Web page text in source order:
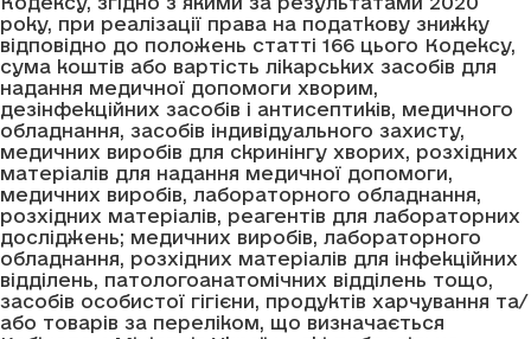
року, при реалізації права на податкову знижку
відповідно до положень статті 166 цього Кодексу,
сума коштів або вартість лікарських засобів для
надання медичної допомоги хворим,
дезінфекційних засобів і антисептиків, медичного
обладнання, засобів індивідуального захисту,
медичних виробів для скринінгу хворих, розхідних
матеріалів для надання медичної допомоги,
медичних виробів, лабораторного обладнання,
розхідних матеріалів, реагентів для лабораторних
досліджень; медичних виробів, лабораторного
обладнання, розхідних матеріалів для інфекційних
відділень, патологоанатомічних відділень тощо,
засобів особистої гігієни, продуктів харчування та/
або товарів за переліком, що визначається